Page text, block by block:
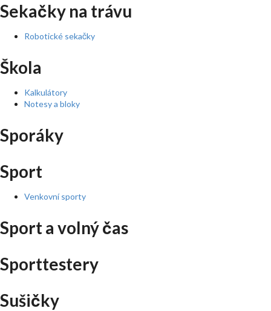
Sekačky na trávu
Robotické sekačky
Škola
Kalkulátory
Notesy a bloky
Sporáky
Sport
Venkovní sporty
Sport a volný čas
Sporttestery
Sušičky